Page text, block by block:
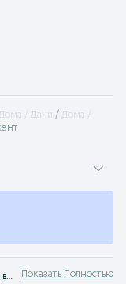
/ Дачи
Дома /
Дом в аренду на сутки Паркент ⭐ Снять дачу на выходные недорого ✅ Выбор домов и дач на сутки без посредников на OLX Паркент! Показать Полностью